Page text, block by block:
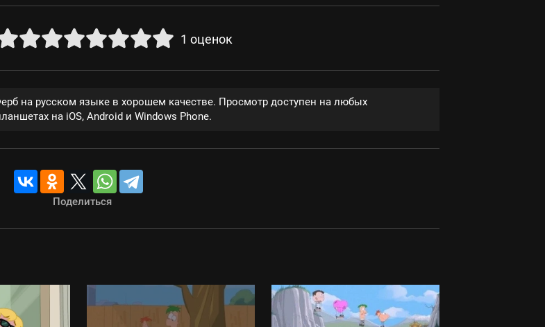
1 оценок
на русском языке в хорошем качестве. Просмотр доступен на любых
на iOS, Android и Windows Phone.
Поделиться